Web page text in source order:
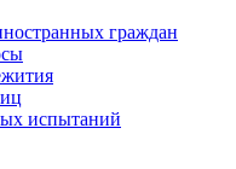
граждан
испытаний